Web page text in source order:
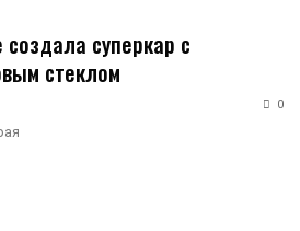
создала суперкар с
стеклом
0